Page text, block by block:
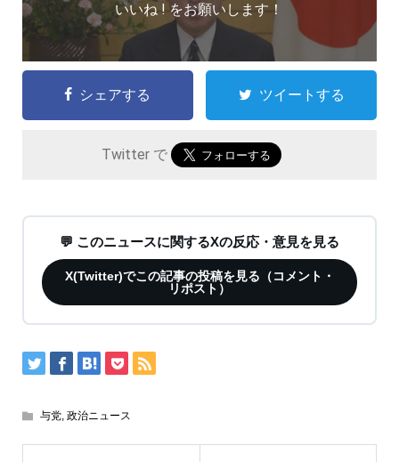
いいね ! をお願いします！
シェアする ツイートする
Twitter で
💬 このニュースに関するXの反応・意見を見る
X(Twitter)でこの記事の投稿を見る（コメント・
リポスト）
与党, 政治ニュース